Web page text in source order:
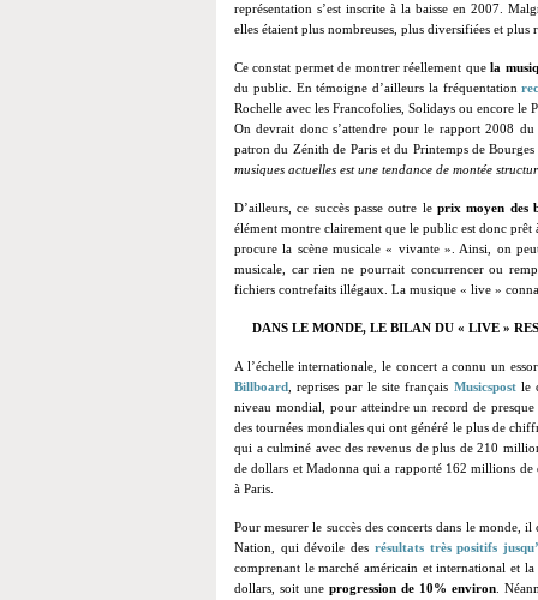
représentation s’est inscrite à la baisse en 2007.
elles étaient plus nombreuses, plus diversifiées et plus
Ce constat permet de montrer réellement quela
du public. En témoigne d’ailleurs la fréquentation
Rochelle avec les Francofolies, Solidays ou encore le
On devrait donc s’attendre pour le rapport 2008
patron du Zénith de Paris et du Printemps de
musiques actuelles est une tendance de montée
D’ailleurs, ce succès passe outre leprix moyen des
élément montre clairement que le public est donc
procure la scène musicale « vivante ». Ainsi, on
musicale, car rien ne pourrait concurrencer ou
fichiers contrefaits illégaux. La musique « live »
DANS LE MONDE, LE BILAN DU « LIVE »
A l’échelle internationale, le concert a connu un
Billboard , reprises par le site français Musicspost le
niveau mondial, pour atteindre un record de presque
des tournées mondiales qui ont généré le plus de
qui a culminé avec des revenus de plus de 210
de dollars et Madonna qui a rapporté 162 millions
à Paris.
Pour mesurer le succès des concerts dans le monde,
Nation, qui dévoile des résultats très positifs
comprenant le marché américain et international et
dollars, soit une progression de 10% environ.